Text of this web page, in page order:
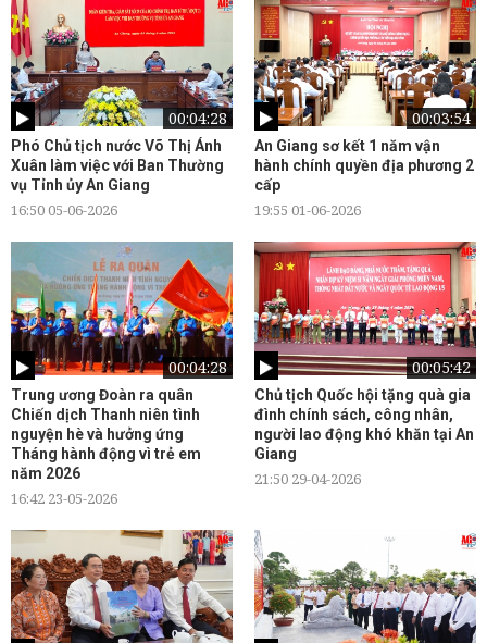
00:04:28
Phó Chủ tịch nước Võ Thị Ánh
Xuân làm việc với Ban Thường
vụ Tỉnh ủy An Giang
16:50 05-06-2026
00:03:54
An Giang sơ kết 1 năm vận
hành chính quyền địa phương 2
cấp
19:55 01-06-2026
00:04:28
Trung ương Đoàn ra quân
Chiến dịch Thanh niên tình
nguyện hè và hưởng ứng
Tháng hành động vì trẻ em
năm 2026
16:42 23-05-2026
00:05:42
Chủ tịch Quốc hội tặng quà gia
đình chính sách, công nhân,
người lao động khó khăn tại An
Giang
21:50 29-04-2026